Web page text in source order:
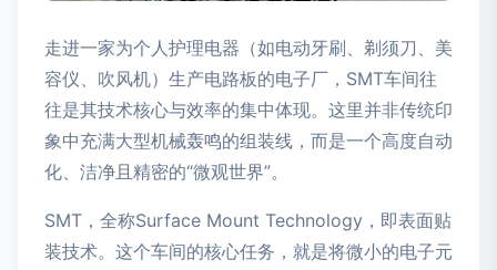
走进一家为个人护理电器（如电动牙刷、剃须刀、美
容仪、吹风机）生产电路板的电子厂，SMT车间往
往是其技术核心与效率的集中体现。这里并非传统印
象中充满大型机械轰鸣的组装线，而是一个高度自动
化、洁净且精密的“微观世界”。
SMT，全称Surface Mount Technology，即表面贴
装技术。这个车间的核心任务，就是将微小的电子元